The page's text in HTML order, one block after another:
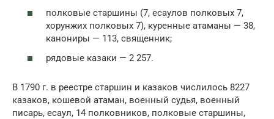
полковые старшины (7, есаулов полковых 7,
хорунжих полковых 7), куренные атаманы — 38,
канониры — 113, священник;
рядовые казаки — 2 257.
В 1790 г. в реестре старшин и казаков числилось 8227
казаков, кошевой атаман, военный судья, военный
писарь, есаул, 14 полковников, полковые старшины,